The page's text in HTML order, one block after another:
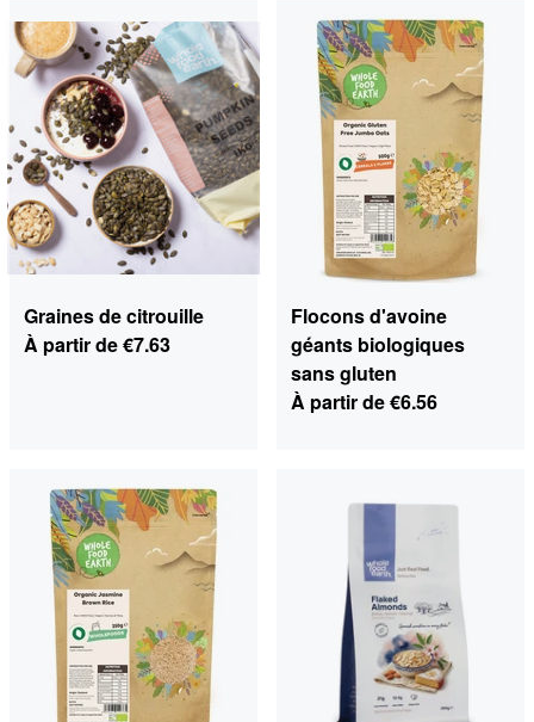
Graines de citrouille
À partir de€7.63
Flocons d'avoine
géants biologiques
sans gluten
À partir de€6.56